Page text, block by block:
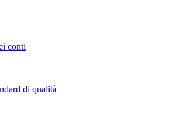
conti
di qualità